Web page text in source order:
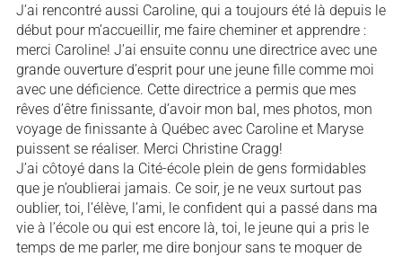
J’ai rencontré aussi Caroline, qui a toujours été là depuis le
début pour m’accueillir, me faire cheminer et apprendre :
merci Caroline! J’ai ensuite connu une directrice avec une
grande ouverture d’esprit pour une jeune fille comme moi
avec une déficience. Cette directrice a permis que mes
rêves d’être finissante, d’avoir mon bal, mes photos, mon
voyage de finissante à Québec avec Caroline et Maryse
puissent se réaliser. Merci Christine Cragg!
J’ai côtoyé dans la Cité-école plein de gens formidables
que je n’oublierai jamais. Ce soir, je ne veux surtout pas
oublier, toi, l’élève, l’ami, le confident qui a passé dans ma
vie à l’école ou qui est encore là, toi, le jeune qui a pris le
temps de me parler, me dire bonjour sans te moquer de